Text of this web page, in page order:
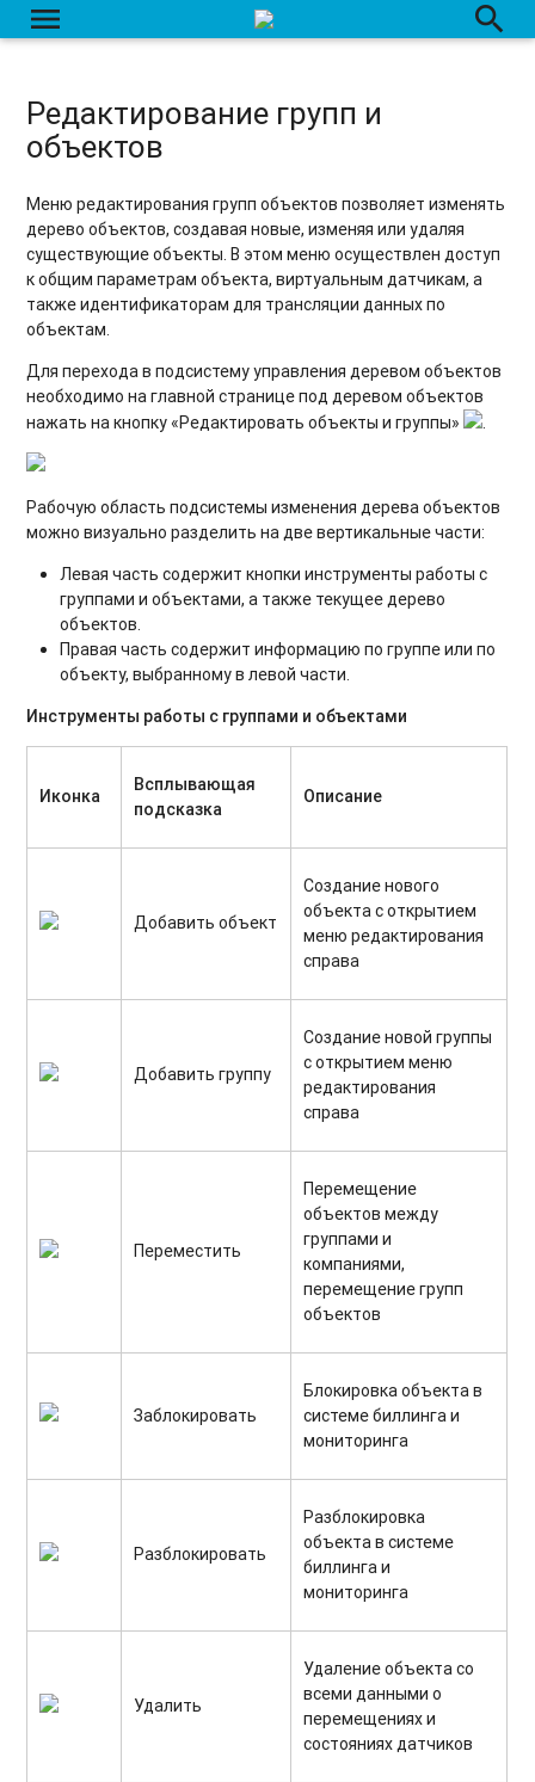
menu search
Редактирование групп и
объектов
Меню редактирования групп объектов позволяет изменять
дерево объектов, создавая новые, изменяя или удаляя
существующие объекты. В этом меню осуществлен доступ
к общим параметрам объекта, виртуальным датчикам, а
также идентификаторам для трансляции данных по
объектам.
Для перехода в подсистему управления деревом объектов
необходимо на главной странице под деревом объектов
нажать на кнопку «Редактировать объекты и группы»
.
Рабочую область подсистемы изменения дерева объектов
можно визуально разделить на две вертикальные части:
Левая часть содержит кнопки инструменты работы с
группами и объектами, а также текущее дерево
объектов.
Правая часть содержит информацию по группе или по
объекту, выбранному в левой части.
Инструменты работы с группами и объектами
Иконка
Всплывающая
подсказка
Описание
Добавить объект
Создание нового
объекта с открытием
меню редактирования
справа
Добавить группу
Создание новой группы
с открытием меню
редактирования
справа
Переместить
Перемещение
объектов между
группами и
компаниями,
перемещение групп
объектов
Заблокировать
Блокировка объекта в
системе биллинга и
мониторинга
Разблокировать
Разблокировка
объекта в системе
биллинга и
мониторинга
Удалить
Удаление объекта со
всеми данными о
перемещениях и
состояниях датчиков